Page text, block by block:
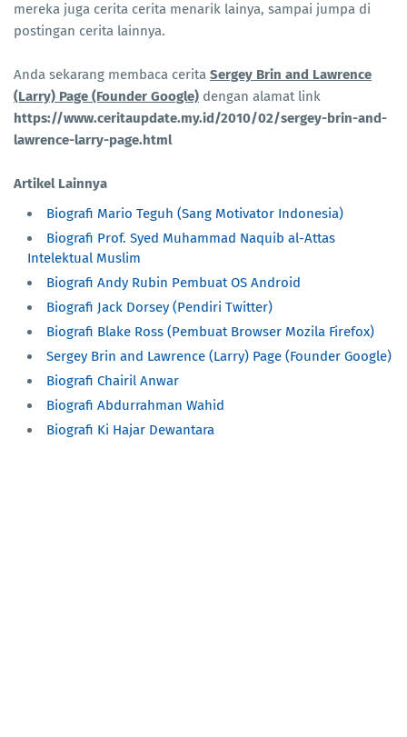
mereka juga cerita cerita menarik lainya, sampai jumpa di
postingan cerita lainnya.
Anda sekarang membaca cerita Sergey Brin and Lawrence
(Larry) Page (Founder Google) dengan alamat link
https://www.ceritaupdate.my.id/2010/02/sergey-brin-and-
lawrence-larry-page.html
Artikel Lainnya
Biografi Mario Teguh (Sang Motivator Indonesia)
Biografi Prof. Syed Muhammad Naquib al-Attas
Intelektual Muslim
Biografi Andy Rubin Pembuat OS Android
Biografi Jack Dorsey (Pendiri Twitter)
Biografi Blake Ross (Pembuat Browser Mozila Firefox)
Sergey Brin and Lawrence (Larry) Page (Founder Google)
Biografi Chairil Anwar
Biografi Abdurrahman Wahid
Biografi Ki Hajar Dewantara